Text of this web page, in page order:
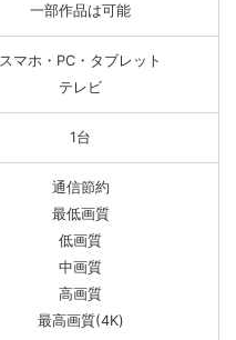
一部作品は可能
スマホ・PC・タブレット
テレビ
1台
通信節約
最低画質
低画質
中画質
高画質
最高画質(4K)